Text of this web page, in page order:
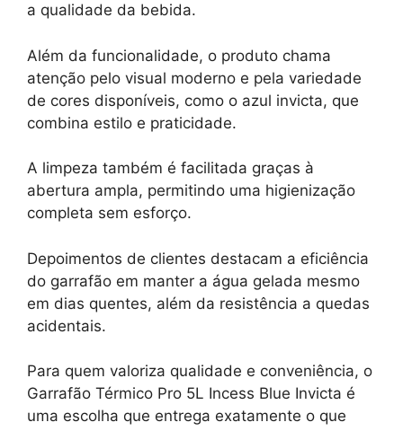
a qualidade da bebida.
Além da funcionalidade, o produto chama
atenção pelo visual moderno e pela variedade
de cores disponíveis, como o azul invicta, que
combina estilo e praticidade.
A limpeza também é facilitada graças à
abertura ampla, permitindo uma higienização
completa sem esforço.
Depoimentos de clientes destacam a eficiência
do garrafão em manter a água gelada mesmo
em dias quentes, além da resistência a quedas
acidentais.
Para quem valoriza qualidade e conveniência, o
Garrafão Térmico Pro 5L Incess Blue Invicta é
uma escolha que entrega exatamente o que